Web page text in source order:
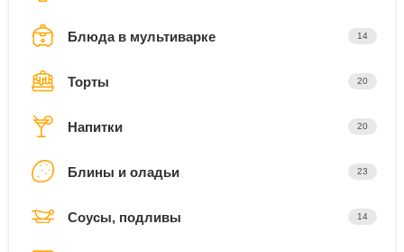
Блюда в мультиварке 14
Торты 20
Напитки 20
Блины и оладьи 23
Соусы, подливы 14